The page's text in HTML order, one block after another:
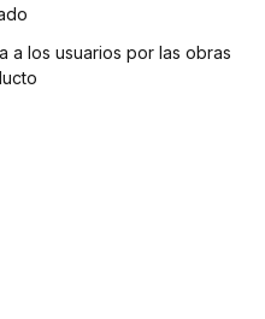
a los usuarios por las obras